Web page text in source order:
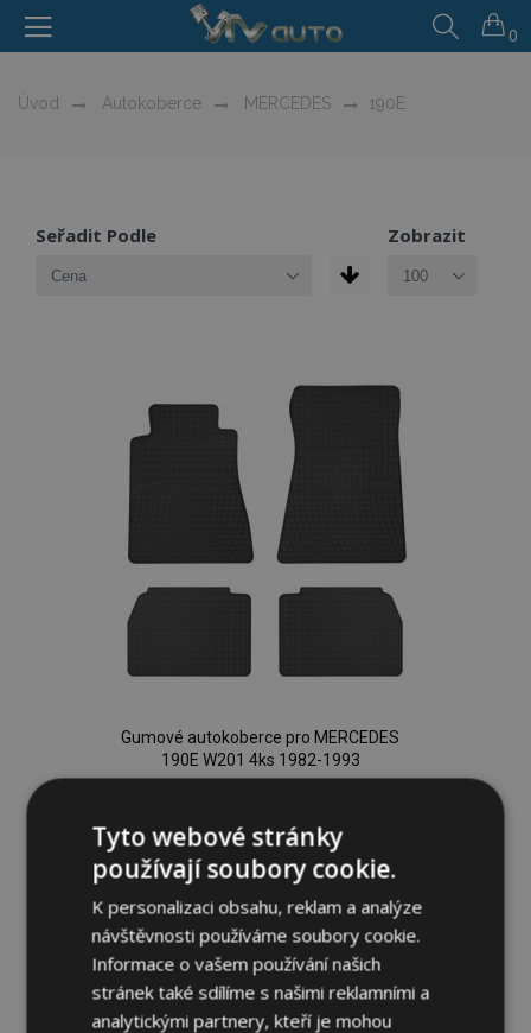
0
Úvod Autokoberce MERCEDES 190E
Seřadit Podle Zobrazit
Gumové autokoberce pro MERCEDES
190E W201 4ks 1982-1993
Přidat Do Košíku
Přidat
k
oblíbeným
Tyto webové stránky
používají soubory cookie.
K personalizaci obsahu, reklam a analýze
návštěvnosti používáme soubory cookie.
Informace o vašem používání našich
stránek také sdílíme s našimi reklamními a
analytickými partnery, kteří je mohou